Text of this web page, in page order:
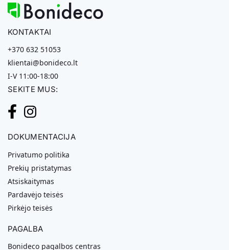
KONTAKTAI
+370 632 51053
klientai@bonideco.lt
I-V 11:00-18:00
SEKITE MUS:
DOKUMENTACIJA
Privatumo politika
Prekių pristatymas
Atsiskaitymas
Pardavėjo teisės
Pirkėjo teisės
PAGALBA
Bonideco pagalbos centras